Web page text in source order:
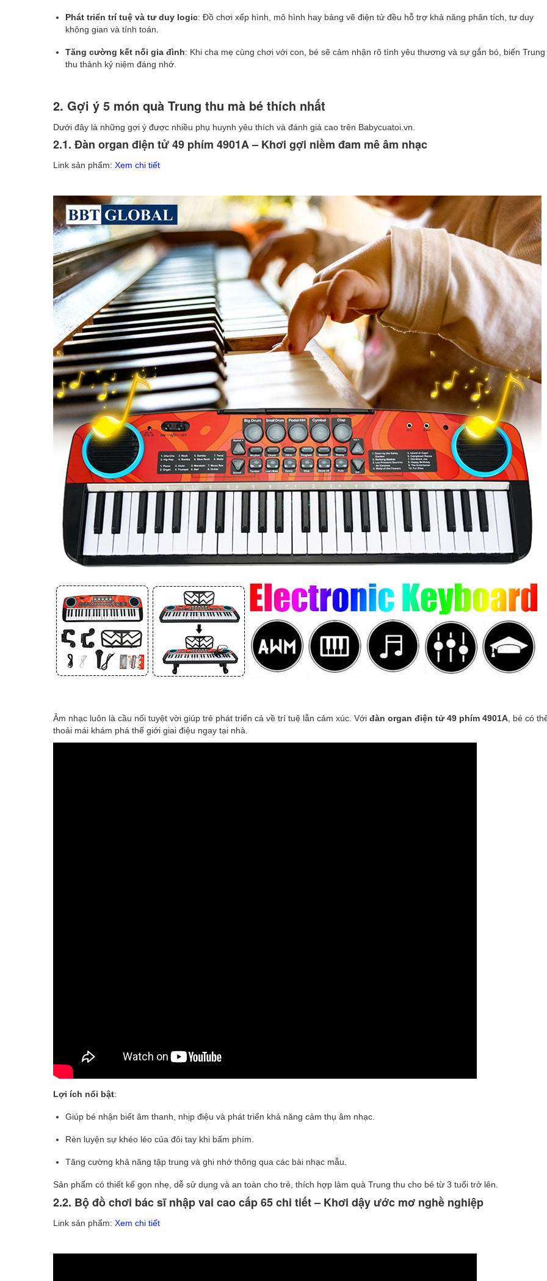
Phát triển trí tuệ và tư duy logic: Đồ chơi xếp hình, mô hình hay bảng vẽ điện tử đều hỗ trợ khả năng phân tích, tư duy
không gian và tính toán.
Tăng cường kết nối gia đình: Khi cha mẹ cùng chơi với con, bé sẽ cảm nhận rõ tình yêu thương và sự gắn bó, biến Trung
thu thành kỷ niệm đáng nhớ.
2. Gợi ý 5 món quà Trung thu mà bé thích nhất
Dưới đây là những gợi ý được nhiều phụ huynh yêu thích và đánh giá cao trên Babycuatoi.vn.
2.1. Đàn organ điện tử 49 phím 4901A – Khơi gợi niềm đam mê âm nhạc
Link sản phẩm: Xem chi tiết
Âm nhạc luôn là cầu nối tuyệt vời giúp trẻ phát triển cả về trí tuệ lẫn cảm xúc. Với đàn organ điện tử 49 phím 4901A, bé có
thoải mái khám phá thế giới giai điệu ngay tại nhà.
Lợi ích nổi bật:
Giúp bé nhận biết âm thanh, nhịp điệu và phát triển khả năng cảm thụ âm nhạc.
Rèn luyện sự khéo léo của đôi tay khi bấm phím.
Tăng cường khả năng tập trung và ghi nhớ thông qua các bài nhạc mẫu.
Sản phẩm có thiết kế gọn nhẹ, dễ sử dụng và an toàn cho trẻ, thích hợp làm quà Trung thu cho bé từ 3 tuổi trở lên.
2.2. Bộ đồ chơi bác sĩ nhập vai cao cấp 65 chi tiết – Khơi dậy ước mơ nghề nghiệp
Link sản phẩm: Xem chi tiết